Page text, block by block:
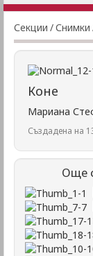
Секции /Снимки
Коне
Мариана
Създадена на
Още